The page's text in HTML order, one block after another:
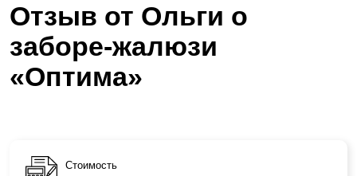
Отзыв от Ольги о
заборе-жалюзи
«Оптима»
Стоимость